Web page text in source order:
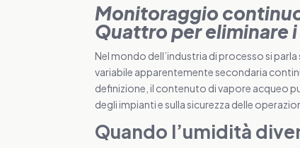
Monitoraggio
Quattro per eliminare
Nel mondo dell’industria di processo si
variabile apparentemente secondaria
definizione, il contenuto di vapore acqueo
degli impianti e sulla sicurezza delle
Quando l’umidità